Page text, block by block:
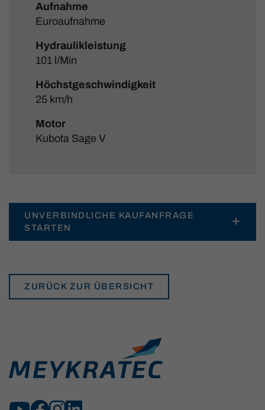
Aufnahme
Euroaufnahme
Hydraulikleistung
101 l/Min
Höchstgeschwindigkeit
25 km/h
Motor
Kubota Sage V
UNVERBINDLICHE KAUFANFRAGE
STARTEN
ZURÜCK ZUR ÜBERSICHT